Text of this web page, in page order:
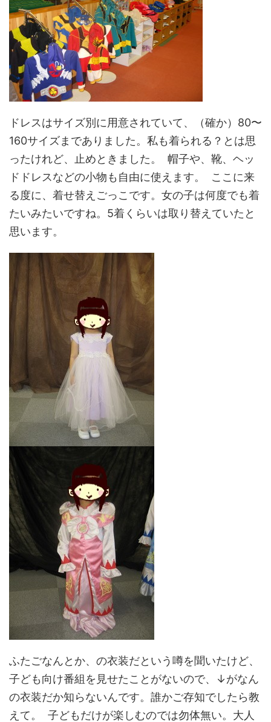
ドレスはサイズ別に用意されていて、（確か）80〜
160サイズまでありました。私も着られる？とは思
ったけれど、止めときました。 帽子や、靴、ヘッ
ドドレスなどの小物も自由に使えます。 ここに来
る度に、着せ替えごっこです。女の子は何度でも着
たいみたいですね。5着くらいは取り替えていたと
思います。
ふたごなんとか、の衣装だという噂を聞いたけど、
子ども向け番組を見せたことがないので、↓がなん
の衣装だか知らないんです。誰かご存知でしたら教
えて。 子どもだけが楽しむのでは勿体無い。大人